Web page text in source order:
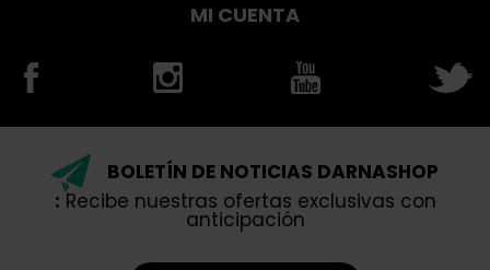
MI CUENTA
BOLETÍN DE NOTICIAS DARNASHOP
: Recibe nuestras ofertas exclusivas con
anticipación